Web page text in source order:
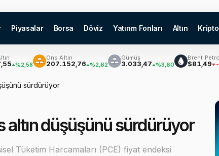
Piyasalar Borsa Döviz Yatırım Fonları Altın Kripto
Ons Altın
207.152,76 %2,62
Gümüş
3.033,47 %3,60
Brent Petrol
$81,49 -%1,56
sürdürüyor
altın düşüşünü sürdürüyor
Tüketim Harcamaları (PCE) fiyat endeksi